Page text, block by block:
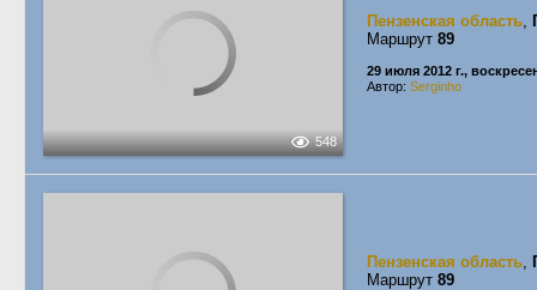
548
Пензенская область,
Маршрут 89
29 июля 2012 г.,
Автор: Serginho
Пензенская область,
Маршрут 89